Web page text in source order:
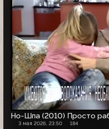
Но-Шпа (2010) Просто
3 мая 2026, 23:50 184